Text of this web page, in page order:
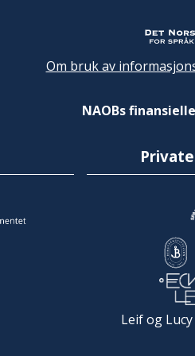
Om bruk av
NAOBs
Leif og